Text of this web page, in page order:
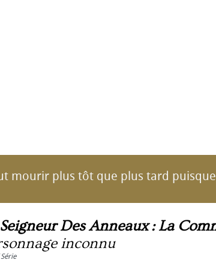
mourir plus tôt que plus tard
Des Anneaux : La
inconnu